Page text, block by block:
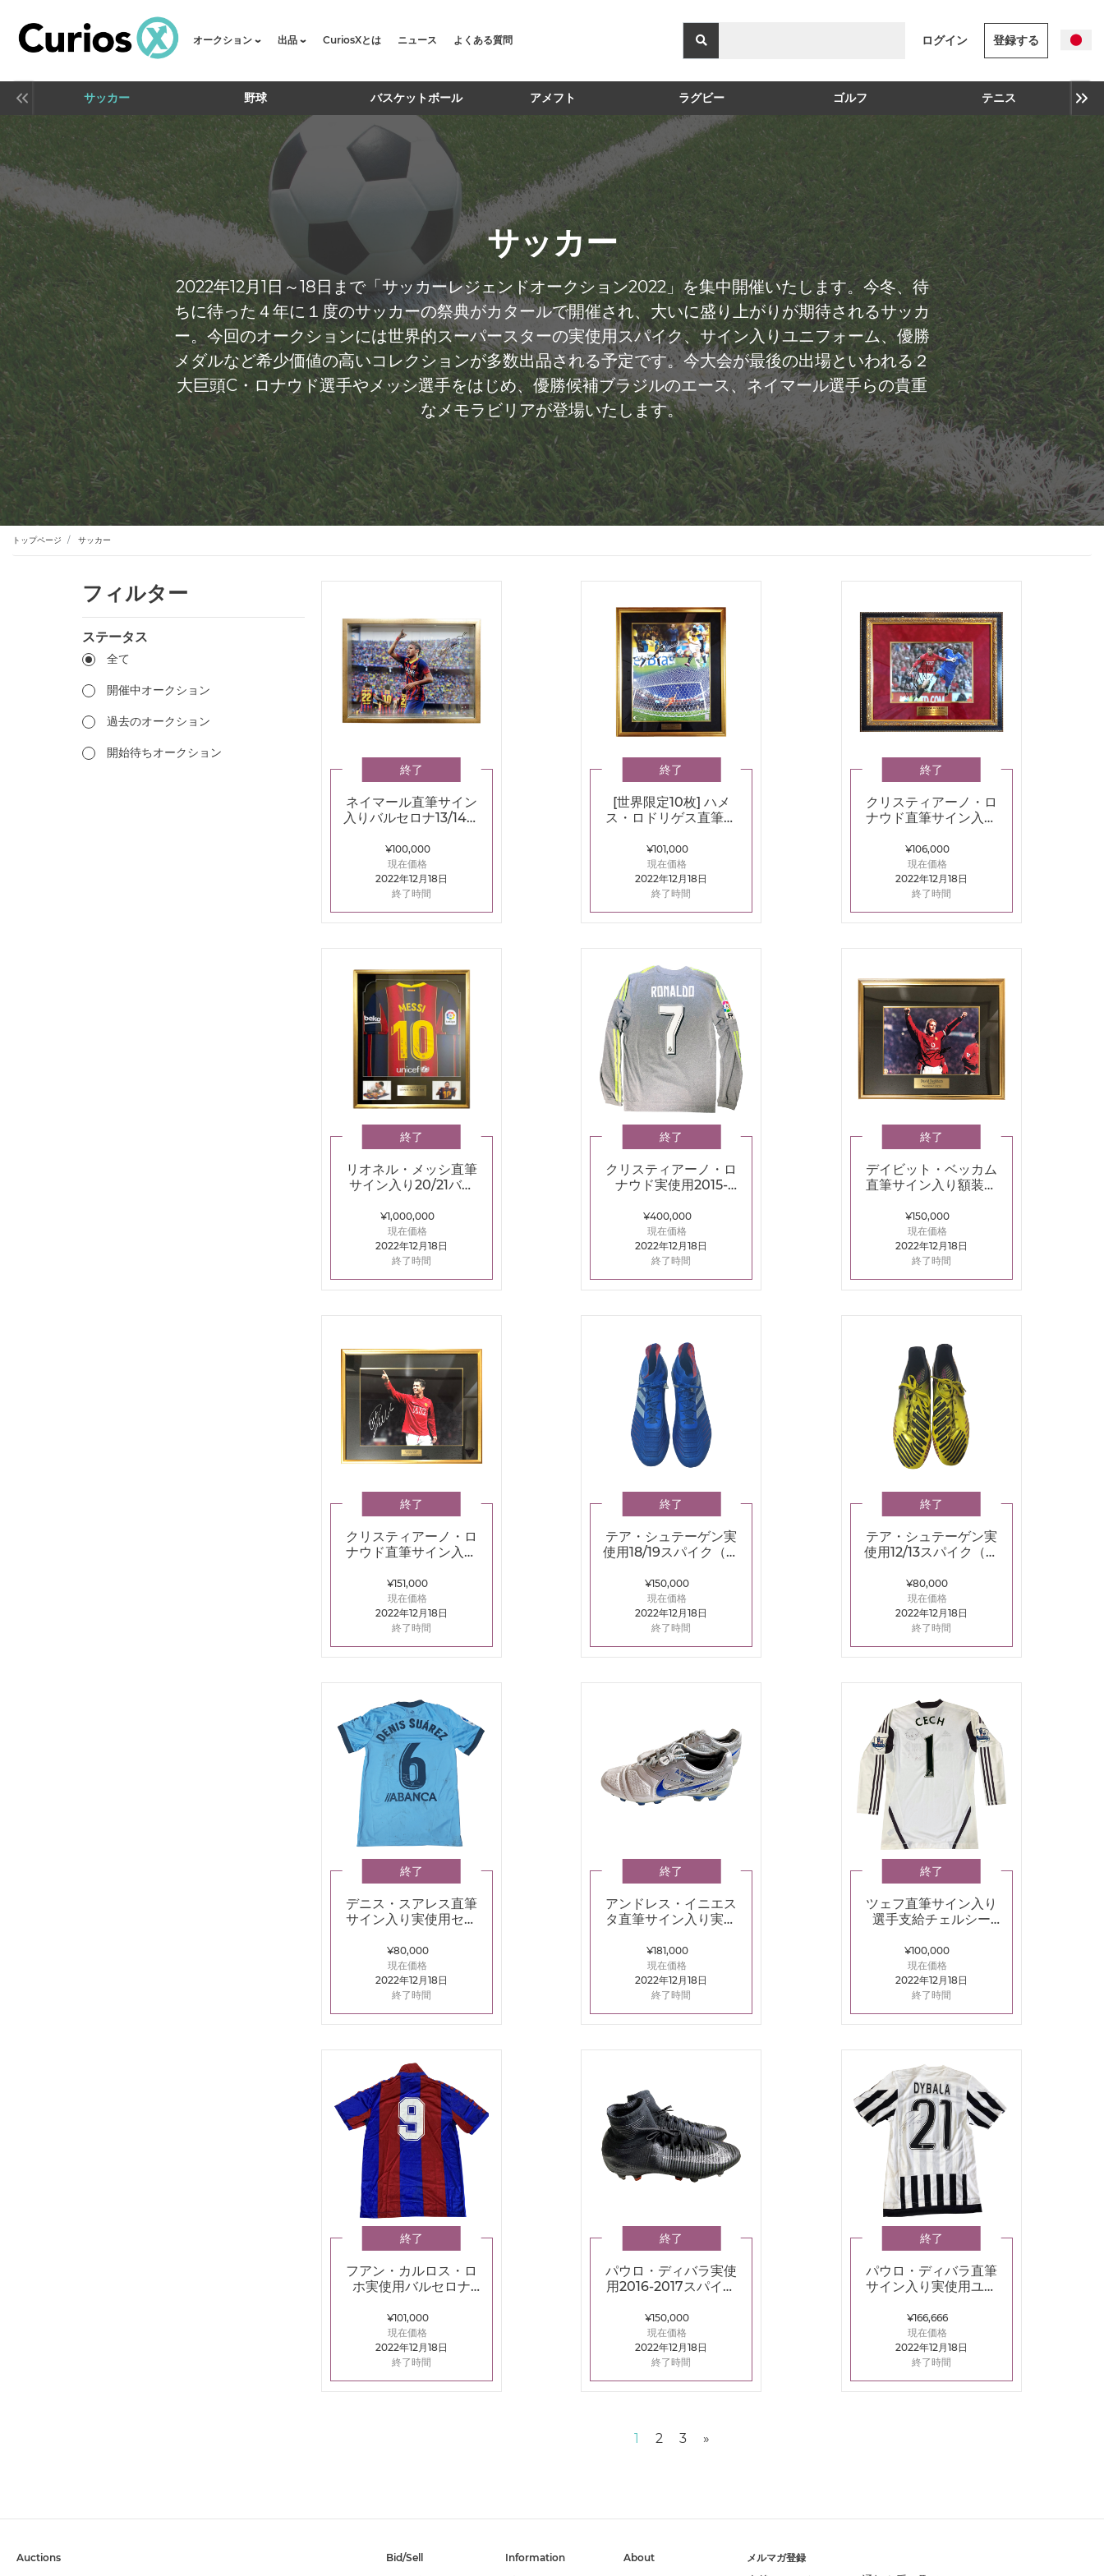
オークション 出品 CuriosXとは ニュース よくある質問 ログイン 登録する
サッカー 野球 バスケットボール アメフト ラグビー ゴルフ テニス
サッカー
2022年12月1日～18日まで「サッカーレジェンドオークション2022」を集中開催いたします。今冬、待
ちに待った４年に１度のサッカーの祭典がカタールで開催され、大いに盛り上がりが期待されるサッカ
ー。今回のオークションには世界的スーパースターの実使用スパイク、サイン入りユニフォーム、優勝
メダルなど希少価値の高いコレクションが多数出品される予定です。今大会が最後の出場といわれる２
大巨頭C・ロナウド選手やメッシ選手をはじめ、優勝候補ブラジルのエース、ネイマール選手らの貴重
なメモラビリアが登場いたします。
トップページ サッカー
フィルター
ステータス
全て
開催中オークション
過去のオークション
開始待ちオークション
終了
ネイマール直筆サイン
入りバルセロナ13/14フ
¥100,000
現在価格
2022年12月18日
終了時間
終了
[世界限定10枚] ハメ
ス・ロドリゲス直筆サ
アート
¥101,000
現在価格
2022年12月18日
終了時間
終了
クリスティアーノ・ロ
ナウド直筆サイン入り
チェスター・U
¥106,000
現在価格
2022年12月18日
終了時間
終了
リオネル・メッシ直筆
サイン入り20/21バル
ーム額縁入り
¥1,000,000
現在価格
2022年12月18日
終了時間
終了
クリスティアーノ・ロ
ナウド実使用2015-
3rdユニフォーム
(Julien's)
¥400,000
現在価格
2022年12月18日
終了時間
終了
デイビット・ベッカム
直筆サイン入り額装フ
ェスター・U
¥150,000
現在価格
2022年12月18日
終了時間
終了
クリスティアーノ・ロ
ナウド直筆サイン入り
2008マンチェスタ
ー・U
¥151,000
現在価格
2022年12月18日
終了時間
終了
テア・シュテーゲン実
使用18/19スパイク（ア
19.1）
¥150,000
現在価格
2022年12月18日
終了時間
終了
テア・シュテーゲン実
使用12/13スパイク（ア
ーサルゾーン）
¥80,000
現在価格
2022年12月18日
終了時間
終了
デニス・スアレス直筆
サイン入り実使用セル
ォーム
¥80,000
現在価格
2022年12月18日
終了時間
終了
アンドレス・イニエス
タ直筆サイン入り実使
イキ CTR360）
¥181,000
現在価格
2022年12月18日
終了時間
終了
ツェフ直筆サイン入り
選手支給チェルシー
ーム
¥100,000
現在価格
2022年12月18日
終了時間
終了
フアン・カルロス・ロ
ホ実使用バルセロナ
フォーム
¥101,000
現在価格
2022年12月18日
終了時間
終了
パウロ・ディバラ実使
用2016-2017スパイク
ル スーパーフライV)
¥150,000
現在価格
2022年12月18日
終了時間
終了
パウロ・ディバラ直筆
サイン入り実使用ユベ
ムユニフォーム
¥166,666
現在価格
2022年12月18日
終了時間
1 2 3 »Next
Auctions
Bid/Sell
Information
About
メルマガ登録